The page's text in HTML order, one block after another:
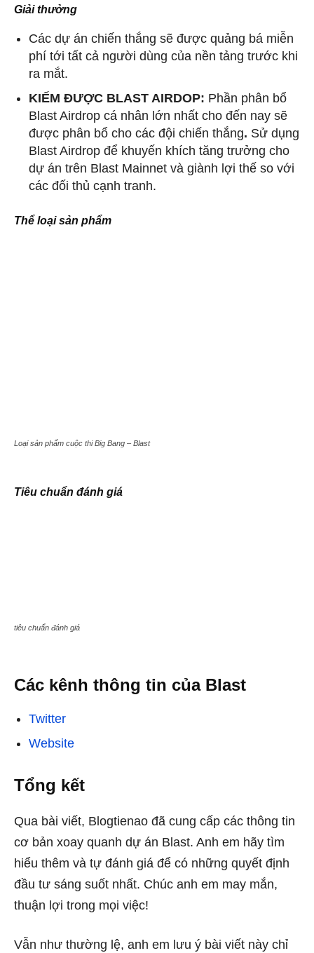
Giải thưởng
Các dự án chiến thắng sẽ được quảng bá miễn
phí tới tất cả người dùng của nền tảng trước khi
ra mắt.
KIẾM ĐƯỢC BLAST AIRDOP: Phần phân bổ
Blast Airdrop cá nhân lớn nhất cho đến nay sẽ
được phân bổ cho các đội chiến thắng. Sử dụng
Blast Airdrop để khuyến khích tăng trưởng cho
dự án trên Blast Mainnet và giành lợi thế so với
các đối thủ cạnh tranh.
Thể loại sản phẩm
Loại sản phẩm cuộc thi Big Bang – Blast
Tiêu chuẩn đánh giá
tiêu chuẩn đánh giá
Các kênh thông tin của Blast
Twitter
Website
Tổng kết
Qua bài viết, Blogtienao đã cung cấp các thông tin
cơ bản xoay quanh dự án Blast. Anh em hãy tìm
hiểu thêm và tự đánh giá để có những quyết định
đầu tư sáng suốt nhất. Chúc anh em may mắn,
thuận lợi trong mọi việc!
Vẫn như thường lệ, anh em lưu ý bài viết này chỉ